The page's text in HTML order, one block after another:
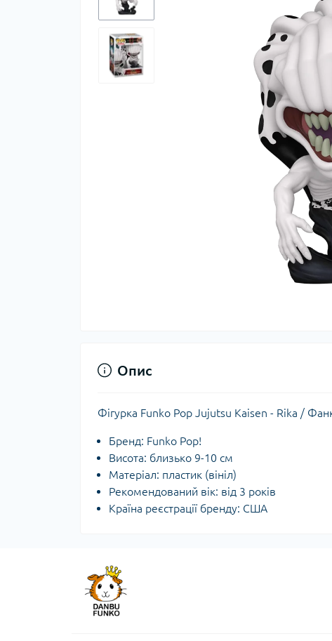
Опис
Фігурка Funko Pop Jujutsu Kaisen - Rika /
Бренд: Funko Pop!
Висота: близько 9-10 см
Матеріал: пластик (вініл)
Рекомендований вік: від 3 років
Країна реєстрації бренду: США